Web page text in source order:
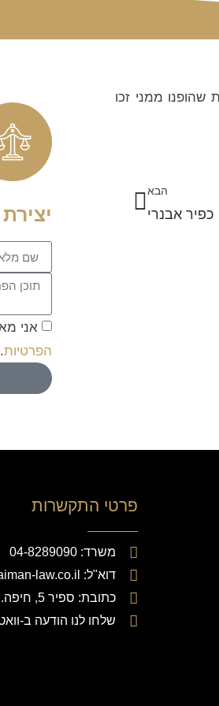
שהופנו ממני זכו
הבא
כפיר אבנרי
אני
הפרטיות.
פרטי התקשרות
משרד: 04-8289090
דוא"ל: office@vaiman-law.co.il
כתובת: ספיר 5, חיפה. מיקוד 3295401
שלחו לנו הודעה ב-